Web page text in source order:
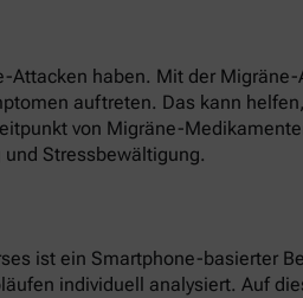
haben. Mit der
auftreten. Das kann
von Migräne-
Stressbewältigung.
ist ein Smartphone-basierter
individuell analysiert. Auf